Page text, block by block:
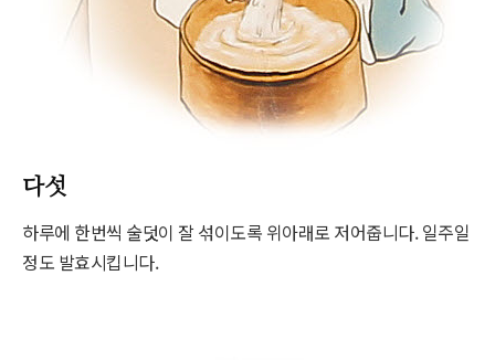
다섯
하루에 한번씩 술덧이 잘 섞이도록 위아래로 저어줍니다. 일주일
정도 발효시킵니다.